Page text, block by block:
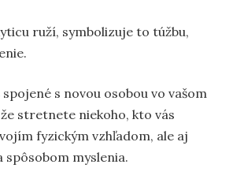
ruží, symbolizuje to túžbu,
spojené s novou osobou vo vašom
stretnete niekoho, kto vás
fyzickým vzhľadom, ale aj
myslenia.